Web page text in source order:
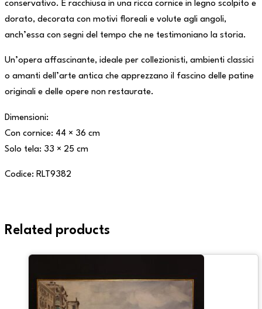
conservativo. È racchiusa in una ricca cornice in legno scolpito e
dorato, decorata con motivi floreali e volute agli angoli,
anch’essa con segni del tempo che ne testimoniano la storia.
Un’opera affascinante, ideale per collezionisti, ambienti classici
o amanti dell’arte antica che apprezzano il fascino delle patine
originali e delle opere non restaurate.
Dimensioni:
Con cornice: 44 × 36 cm
Solo tela: 33 × 25 cm
Codice: RLT9382
Related products